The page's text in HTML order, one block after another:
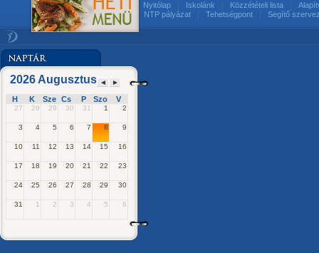
2026 Augusztus ◄ ►
H K Sze Cs P Szo V
27 28 29 30 31 1 2
3 4 5 6 7 8 9
10 11 12 13 14 15 16
17 18 19 20 21 22 23
24 25 26 27 28 29 30
31 1 2 3 4 5 6
Nyitólap Iskolánk Közzétételi lista
NTP pályázat
Tehetségpont Segítő